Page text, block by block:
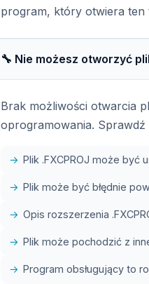
program, który otwiera ten
🔧 Nie możesz otworzyć
Brak możliwości otwarcia
oprogramowania.
Plik .FXCPROJ może być
Plik może być błędnie
Opis rozszerzenia
Plik może pochodzić z
Program obsługujący to